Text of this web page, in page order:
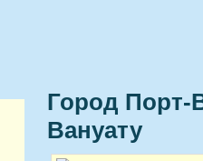
Город Порт-
Вануату